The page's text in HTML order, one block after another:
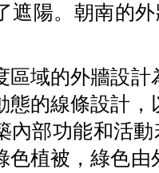
遮陽。朝南的
區域的外牆設
態的線條設計
內部功能和活
色植被，綠色